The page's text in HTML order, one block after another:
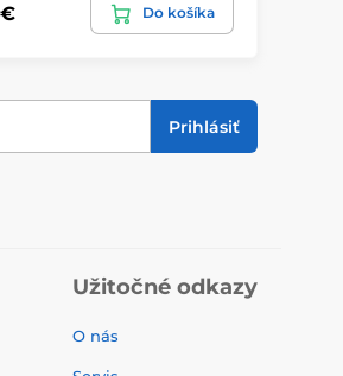
€ Do košíka
Prihlásiť
Užitočné odkazy
O nás